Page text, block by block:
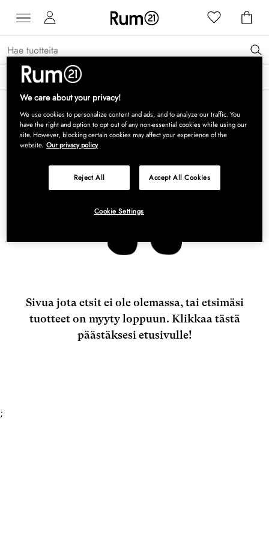
Saat 15 % alennusta Grythyttan Stålmöbler -tuotteista* →
Sivua jota etsit ei ole olemassa, tai etsimäsi
tuotteet on myyty loppuun. Klikkaa tästä
päästäksesi etusivulle!
;
We care about your privacy!
We use cookies to personalize content and ads, and to analyze our traffic. You
have the right and option to opt out of any non-essential cookies while using our
site. However, blocking certain cookies may affect your experience of the
website. Our privacy policy
Reject All Accept All Cookies
Cookie Settings